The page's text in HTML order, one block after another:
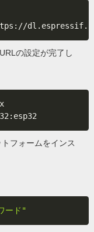
の設定が完了し
フォームをインス
ード"